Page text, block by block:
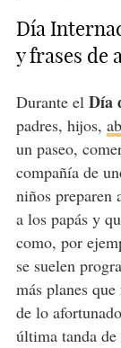
Día
y frases de
Durante el Día
padres, hijos,
un paseo,
compañía de
niños preparen
a los papás y
como, por
se suelen
más planes
de lo
última tanda de